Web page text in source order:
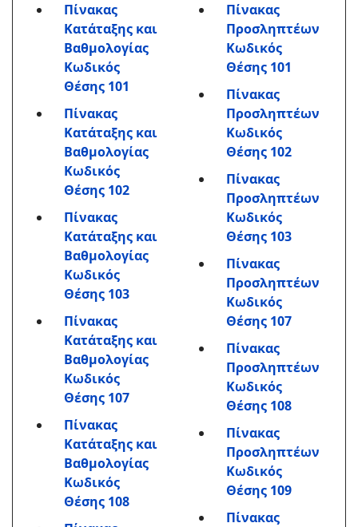
Πίνακας
Κατάταξης και
Βαθμολογίας
Κωδικός
Θέσης 101
Πίνακας
Κατάταξης και
Βαθμολογίας
Κωδικός
Θέσης 102
Πίνακας
Κατάταξης και
Βαθμολογίας
Κωδικός
Θέσης 103
Πίνακας
Κατάταξης και
Βαθμολογίας
Κωδικός
Θέσης 107
Πίνακας
Κατάταξης και
Βαθμολογίας
Κωδικός
Θέσης 108
Πίνακας
Προσληπτέων
Κωδικός
Θέσης 101
Πίνακας
Προσληπτέων
Κωδικός
Θέσης 102
Πίνακας
Προσληπτέων
Κωδικός
Θέσης 103
Πίνακας
Προσληπτέων
Κωδικός
Θέσης 107
Πίνακας
Προσληπτέων
Κωδικός
Θέσης 108
Πίνακας
Προσληπτέων
Κωδικός
Θέσης 109
Πίνακας